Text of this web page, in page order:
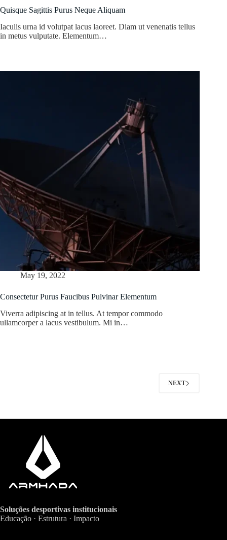
Quisque Sagittis Purus Neque Aliquam
Iaculis urna id volutpat lacus laoreet. Diam ut venenatis tellus
in metus vulputate. Elementum…
May 19, 2022
Consectetur Purus Faucibus Pulvinar Elementum
Viverra adipiscing at in tellus. At tempor commodo
ullamcorper a lacus vestibulum. Mi in…
NEXT
Soluções desportivas institucionais
Educação · Estrutura · Impacto